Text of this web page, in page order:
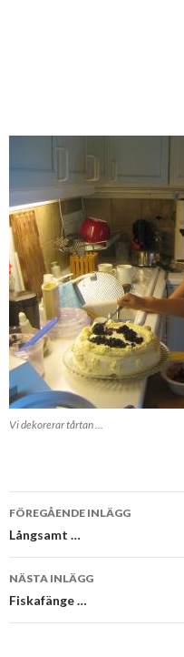
Vi dekorerar tårtan ...
Inläggsnavigering
FÖREGÅENDE INLÄGG
Långsamt …
NÄSTA INLÄGG
Fiskafänge …